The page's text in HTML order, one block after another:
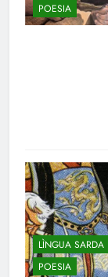
POESIA
LÌNGUA SARDA
POESIA